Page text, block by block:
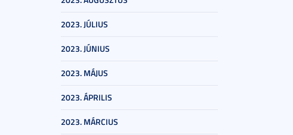
2023. JÚLIUS
2023. JÚNIUS
2023. MÁJUS
2023. ÁPRILIS
2023. MÁRCIUS